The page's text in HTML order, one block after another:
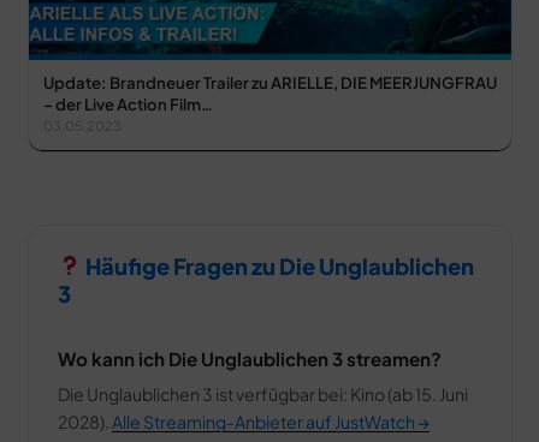
Update: Brandneuer Trailer zu ARIELLE, DIE MEERJUNGFRAU
– der Live Action Film…
03.05.2023
Häufige Fragen zu Die Unglaublichen
3
Wo kann ich Die Unglaublichen 3 streamen?
Die Unglaublichen 3 ist verfügbar bei: Kino (ab 15. Juni
2028). Alle Streaming-Anbieter auf JustWatch →